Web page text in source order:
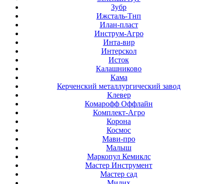
Зубр
Ижсталь-Тнп
Илан-пласт
Инструм-Агро
Инта-вир
Интерскол
Исток
Калашниково
Кама
Керченский металлургический завод
Клевер
Комарофф Оффлайн
Комплект-Агро
Корона
Космос
Мави-про
Малыш
Маркопул Кемиклс
Мастер Инструмент
Мастер сад